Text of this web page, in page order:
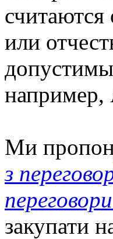
или
например,
Ми
з
закупати